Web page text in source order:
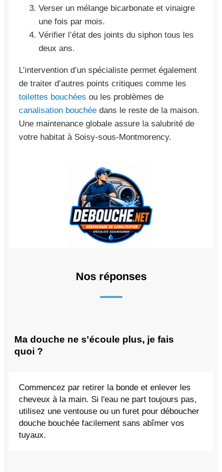
Verser un mélange bicarbonate et vinaigre
une fois par mois.
Vérifier l’état des joints du siphon tous les
deux ans.
L’intervention d’un spécialiste permet également
de traiter d’autres points critiques comme les
toilettes bouchées ou les problèmes de
canalisation bouchée dans le reste de la maison.
Une maintenance globale assure la salubrité de
votre habitat à Soisy-sous-Montmorency.
Nos réponses
Ma douche ne s'écoule plus, je fais
quoi ?
Commencez par retirer la bonde et enlever les
cheveux à la main. Si l'eau ne part toujours pas,
utilisez une ventouse ou un furet pour déboucher
douche bouchée facilement sans abîmer vos
tuyaux.